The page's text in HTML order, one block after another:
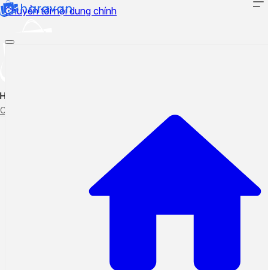
Chuyển tới nội dung chính
Hướng dẫn sử dụng
Cập nhật tính năng mới